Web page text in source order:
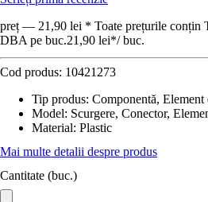
preț — 21,90 lei * Toate prețurile conțin
DBA pe buc.21,90 lei*/ buc.
Cod produs: 10421273
Tip produs: Componentă, Element
Model: Scurgere, Conector,
Material: Plastic
Mai multe detalii despre produs
Cantitate (buc.)